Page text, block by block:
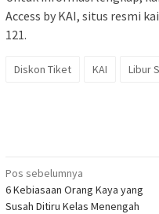
Access by KAI, situs resmi
121.
Diskon Tiket KAI Libur
Navigasi
pos
Pos sebelumnya
6 Kebiasaan Orang Kaya yang
Susah Ditiru Kelas Menengah